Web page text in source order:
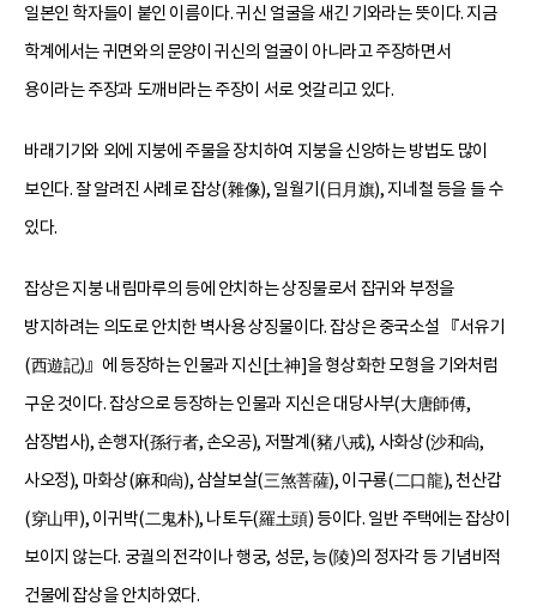
일본인 학자들이 붙인 이름이다. 귀신 얼굴을 새긴 기와라는 뜻이다. 지금
학계에서는 귀면와의 문양이 귀신의 얼굴이 아니라고 주장하면서
용이라는 주장과 도깨비라는 주장이 서로 엇갈리고 있다.
바래기기와 외에 지붕에 주물을 장치하여 지붕을 신앙하는 방법도 많이
보인다. 잘 알려진 사례로 잡상(雜像), 일월기(日月旗), 지네철 등을 들 수
있다.
잡상은 지붕 내림마루의 등에 안치하는 상징물로서 잡귀와 부정을
방지하려는 의도로 안치한 벽사용 상징물이다. 잡상은 중국소설 『서유기
(西遊記)』에 등장하는 인물과 지신[土神]을 형상화한 모형을 기와처럼
구운 것이다. 잡상으로 등장하는 인물과 지신은 대당사부(大唐師傅,
삼장법사), 손행자(孫行者, 손오공), 저팔계(豬八戒), 사화상(沙和尙,
사오정), 마화상(麻和尙), 삼살보살(三煞菩薩), 이구룡(二口龍), 천산갑
(穿山甲), 이귀박(二鬼朴), 나토두(羅土頭) 등이다. 일반 주택에는 잡상이
보이지 않는다. 궁궐의 전각이나 행궁, 성문, 능(陵)의 정자각 등 기념비적
건물에 잡상을 안치하였다.